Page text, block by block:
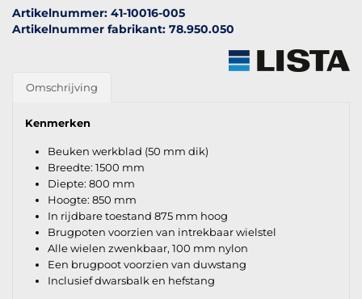
Artikelnummer: 41-10016-005
Artikelnummer fabrikant: 78.950.050
Omschrijving
Kenmerken
Beuken werkblad (50 mm dik)
Breedte: 1500 mm
Diepte: 800 mm
Hoogte: 850 mm
In rijdbare toestand 875 mm hoog
Brugpoten voorzien van intrekbaar wielstel
Alle wielen zwenkbaar, 100 mm nylon
Een brugpoot voorzien van duwstang
Inclusief dwarsbalk en hefstang